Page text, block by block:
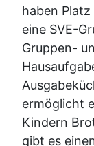
haben
eine SVE-
Gruppen-
ermöglicht
Kindern
gibt es